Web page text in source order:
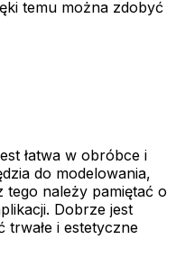
temu można zdobyć
łatwa w obróbce i
do modelowania,
tego należy pamiętać o
Dobrze jest
i estetyczne